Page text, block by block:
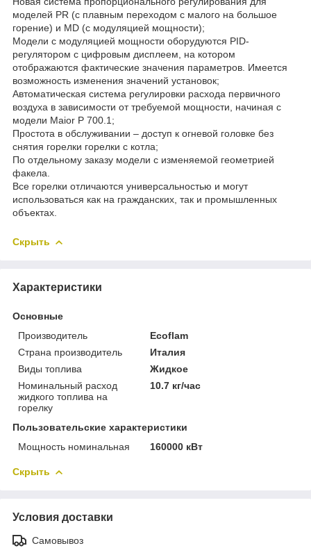
моделей PR (с плавным переходом с малого на большое
горение) и MD (с модуляцией мощности);
Модели с модуляцией мощности оборудуются PID-
регулятором с цифровым дисплеем, на котором
отображаются фактические значения параметров. Имеется
возможность изменения значений установок;
Автоматическая система регулировки расхода первичного
воздуха в зависимости от требуемой мощности, начиная с
модели Maior P 700.1;
Простота в обслуживании – доступ к огневой головке без
снятия горелки горелки с котла;
По отдельному заказу модели с изменяемой геометрией
факела.
Все горелки отличаются универсальностью и могут
использоваться как на гражданских, так и промышленных
объектах.
Скрыть
Характеристики
Основные
Производитель
Ecoflam
Страна производитель
Италия
Виды топлива
Жидкое
Номинальный расход
жидкого топлива на
горелку
10.7 кг/час
Пользовательские характеристики
Мощность номинальная
160000 кВт
Скрыть
Условия доставки
Самовывоз